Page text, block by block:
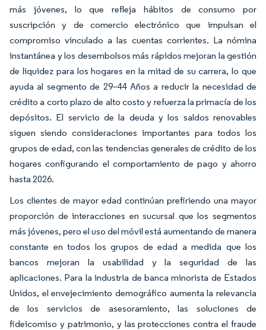
más jóvenes, lo que refleja hábitos de consumo por
suscripción y de comercio electrónico que impulsan el
compromiso vinculado a las cuentas corrientes. La nómina
instantánea y los desembolsos más rápidos mejoran la gestión
de liquidez para los hogares en la mitad de su carrera, lo que
ayuda al segmento de 29–44 Años a reducir la necesidad de
crédito a corto plazo de alto costo y refuerza la primacía de los
depósitos. El servicio de la deuda y los saldos renovables
siguen siendo consideraciones importantes para todos los
grupos de edad, con las tendencias generales de crédito de los
hogares configurando el comportamiento de pago y ahorro
hasta 2026.
Los clientes de mayor edad continúan prefiriendo una mayor
proporción de interacciones en sucursal que los segmentos
más jóvenes, pero el uso del móvil está aumentando de manera
constante en todos los grupos de edad a medida que los
bancos mejoran la usabilidad y la seguridad de las
aplicaciones. Para la industria de banca minorista de Estados
Unidos, el envejecimiento demográfico aumenta la relevancia
de los servicios de asesoramiento, las soluciones de
fideicomiso y patrimonio, y las protecciones contra el fraude